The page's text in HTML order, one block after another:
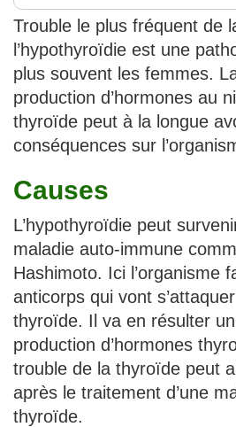
Trouble le plus fréquent de
l’hypothyroïdie est une
plus souvent les femmes.
production d’hormones au
thyroïde peut à la longue
conséquences sur
Causes
L’hypothyroïdie peut
maladie auto-immune
Hashimoto. Ici l’organisme
anticorps qui vont
thyroïde. Il va en résulter
production d’hormones
trouble de la thyroïde peut
après le traitement d’une
thyroïde.